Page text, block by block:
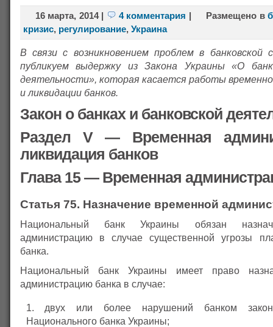
16 марта, 2014| 4 комментария | Размещено в
кризис, регулирование, Украина
В связи с возникновением проблем в банковской
публикуем выдержку из Закона Украины «О
деятельности», которая касается работы
и ликвидации банков.
Закон о банках и банковской
Раздел V — Временная
ликвидация банков
Глава 15 — Временная
Статья 75. Назначение временной
Национальный банк Украины обязан
администрацию в случае существенной угрозы
банка.
Национальный банк Украины имеет право
администрацию банка в случае:
двух или более нарушений банком
Национального банка Украины;